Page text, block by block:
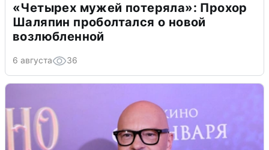
«Четырех мужей потеряла»: Прохор
Шаляпин проболтался о новой
возлюбленной
6 августа 36